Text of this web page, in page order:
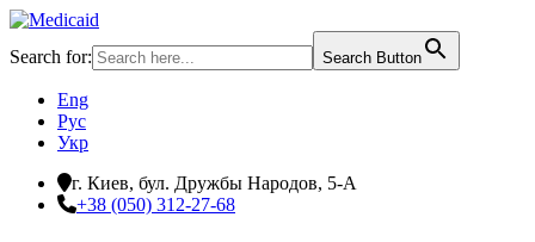
Search for: Search Button
Eng
Рус
Укр
г. Киев, бул. Дружбы Народов, 5-А
+38 (050) 312-27-68